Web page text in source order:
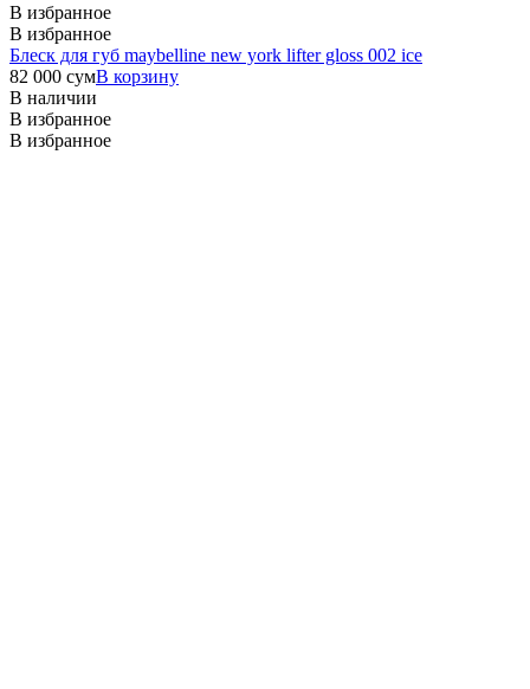
В избранное
В избранное
Блеск для губ maybelline new york lifter gloss 002 ice
82 000 сумВ корзину
В наличии
В избранное
В избранное